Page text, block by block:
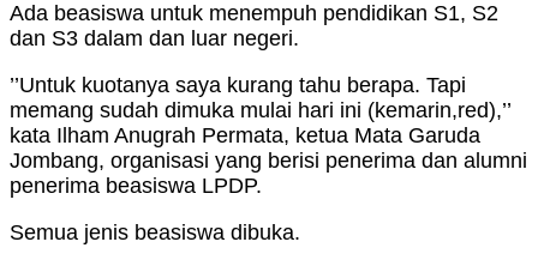
Ada beasiswa untuk menempuh pendidikan S1, S2
dan S3 dalam dan luar negeri.
’’Untuk kuotanya saya kurang tahu berapa. Tapi
memang sudah dimuka mulai hari ini (kemarin,red),’’
kata Ilham Anugrah Permata, ketua Mata Garuda
Jombang, organisasi yang berisi penerima dan alumni
penerima beasiswa LPDP.
Semua jenis beasiswa dibuka.